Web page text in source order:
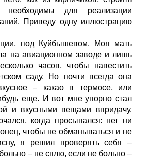
необходимы для реализации
Приведу одну иллюстрацию
под Куйбышевом. Моя мать
на авиационном заводе и лишь
часов, чтобы навестить
саду. Но почти всегда она
– какао в термосе, или
еще. И вот мне упорно стал
и вкусными вещами впридачу.
когда просыпался: нет ни
чтобы не обманываться и не
я решил проверять себя –
– не сплю, если не больно –